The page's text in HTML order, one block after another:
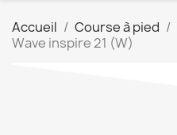
Accueil Course à pied
Wave inspire 21 (W)